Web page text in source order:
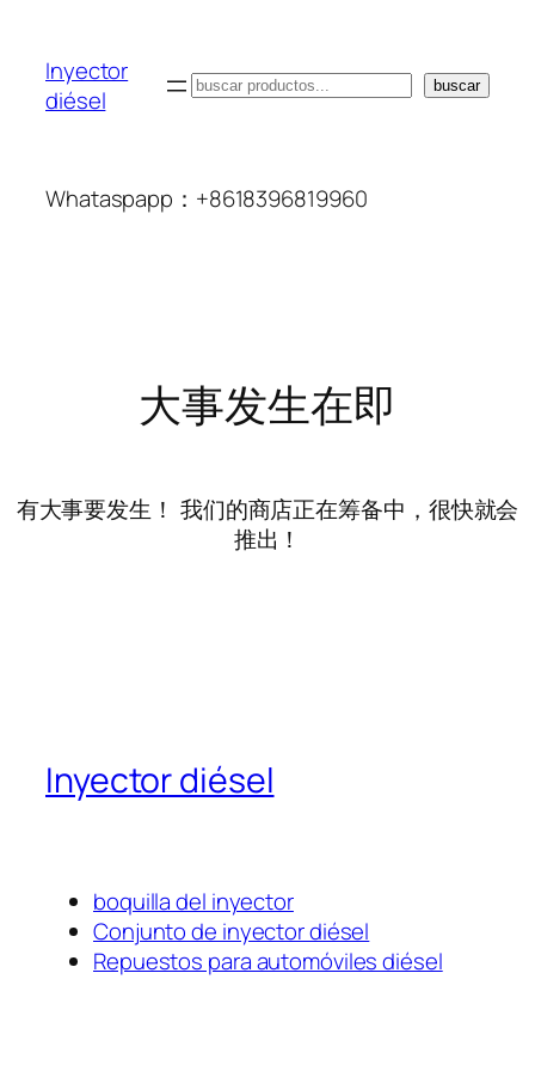
Inyector
diésel
搜
buscar
Whataspapp：+8618396819960
大事发生在即
有大事要发生！ 我们的商店正在筹备中，很快就会
推出！
Inyector diésel
boquilla del inyector
Conjunto de inyector diésel
Repuestos para automóviles diésel